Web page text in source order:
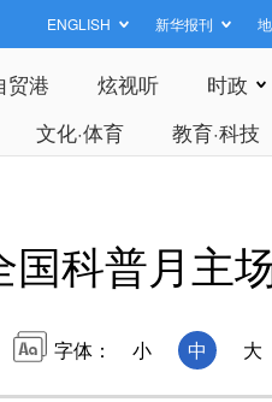
ENGLISH 新华报刊
贸港 炫视听 时政
文化·体育 教育·科技
科普月主
字体： 小 中 大